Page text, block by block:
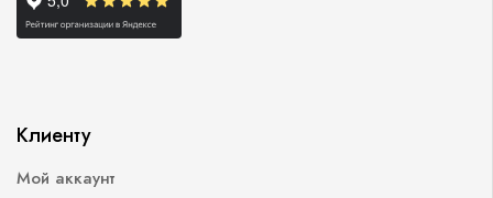
Клиенту
Мой аккаунт